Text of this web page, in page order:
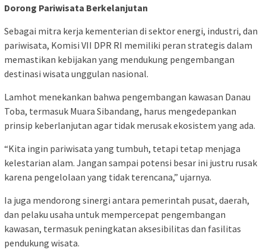
Dorong Pariwisata Berkelanjutan
Sebagai mitra kerja kementerian di sektor energi, industri, dan
pariwisata, Komisi VII DPR RI memiliki peran strategis dalam
memastikan kebijakan yang mendukung pengembangan
destinasi wisata unggulan nasional.
Lamhot menekankan bahwa pengembangan kawasan Danau
Toba, termasuk Muara Sibandang, harus mengedepankan
prinsip keberlanjutan agar tidak merusak ekosistem yang ada.
“Kita ingin pariwisata yang tumbuh, tetapi tetap menjaga
kelestarian alam. Jangan sampai potensi besar ini justru rusak
karena pengelolaan yang tidak terencana,” ujarnya.
Ia juga mendorong sinergi antara pemerintah pusat, daerah,
dan pelaku usaha untuk mempercepat pengembangan
kawasan, termasuk peningkatan aksesibilitas dan fasilitas
pendukung wisata.